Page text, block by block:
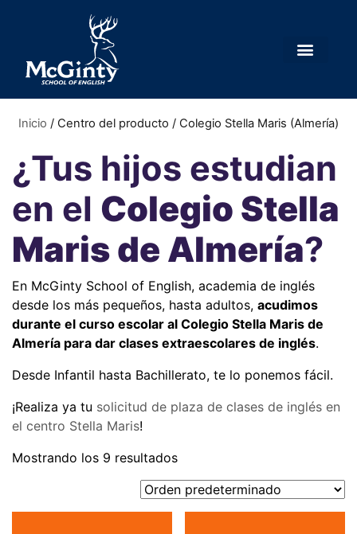
Inicio / Centro del producto / Colegio Stella Maris (Almería)
¿Tus hijos estudian
en el Colegio Stella
Maris de Almería?
En McGinty School of English, academia de inglés
desde los más pequeños, hasta adultos, acudimos
durante el curso escolar al Colegio Stella Maris de
Almería para dar clases extraescolares de inglés.
Desde Infantil hasta Bachillerato, te lo ponemos fácil.
¡Realiza ya tu solicitud de plaza de clases de inglés en
el centro Stella Maris!
Mostrando los 9 resultados